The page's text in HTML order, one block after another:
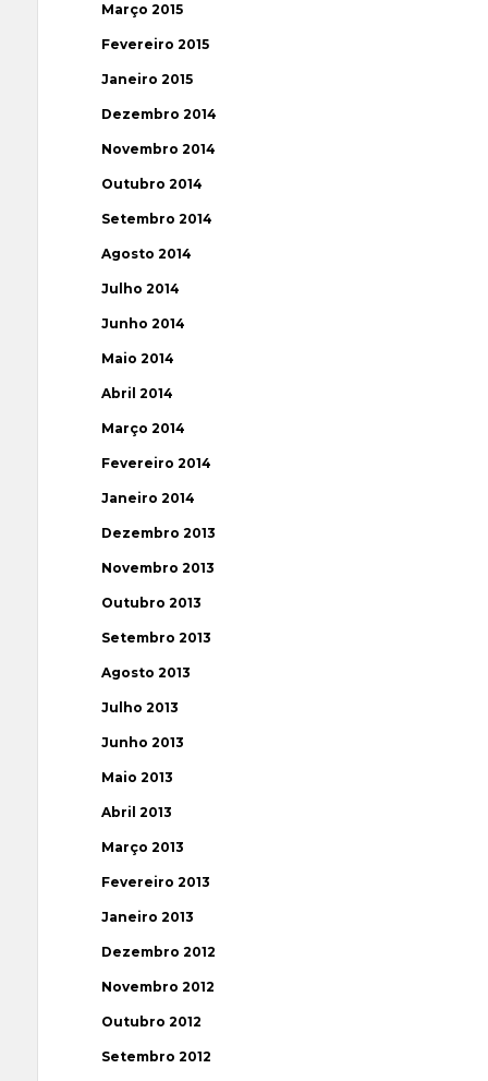
Março 2015
Fevereiro 2015
Janeiro 2015
Dezembro 2014
Novembro 2014
Outubro 2014
Setembro 2014
Agosto 2014
Julho 2014
Junho 2014
Maio 2014
Abril 2014
Março 2014
Fevereiro 2014
Janeiro 2014
Dezembro 2013
Novembro 2013
Outubro 2013
Setembro 2013
Agosto 2013
Julho 2013
Junho 2013
Maio 2013
Abril 2013
Março 2013
Fevereiro 2013
Janeiro 2013
Dezembro 2012
Novembro 2012
Outubro 2012
Setembro 2012